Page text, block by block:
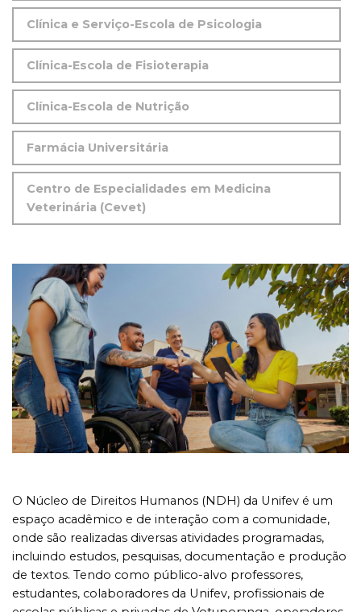
Clínica e Serviço-Escola de Psicologia
Clínica-Escola de Fisioterapia
Clínica-Escola de Nutrição
Farmácia Universitária
Centro de Especialidades em Medicina
Veterinária (Cevet)
O Núcleo de Direitos Humanos (NDH) da Unifev é um
espaço acadêmico e de interação com a comunidade,
onde são realizadas diversas atividades programadas,
incluindo estudos, pesquisas, documentação e produção
de textos. Tendo como público-alvo professores,
estudantes, colaboradores da Unifev, profissionais de